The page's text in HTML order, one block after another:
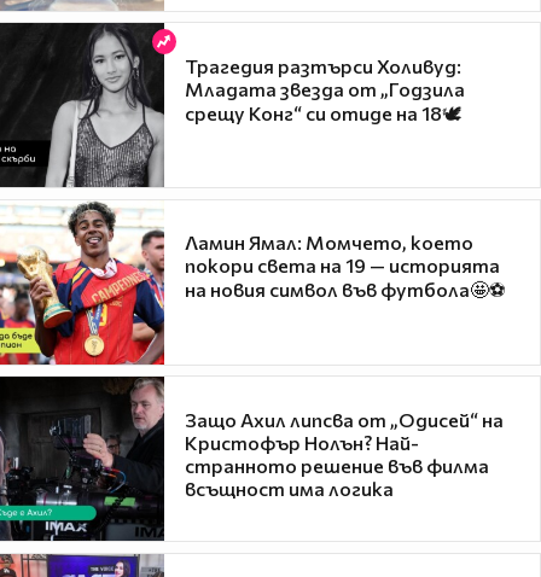
Трагедия разтърси Холивуд:
Младата звезда от „Годзила
срещу Конг“ си отиде на 18🕊️
Ламин Ямал: Момчето, което
покори света на 19 — историята
на новия символ във футбола🤩⚽
Защо Ахил липсва от „Одисей“ на
Кристофър Нолън? Най-
странното решение във филма
всъщност има логика